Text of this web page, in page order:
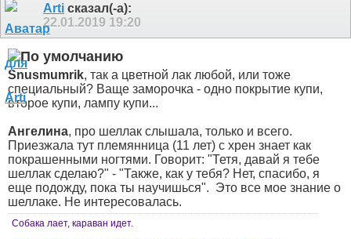
Arti сказал(-а):
22.01.2019 19:20
Snusmumrik, так а цветной лак любой, или тоже
специальный? Ваще заморочка - одно покрытие купи,
второе купи, лампу купи...
Ангелина, про шеллак слышала, только и всего.
Приезжала тут племянница (11 лет) с хрен знает как
покрашенными ногтями. Говорит: "Тетя, давай я тебе
шеллак сделаю?" - "Также, как у тебя? Нет, спасибо, я
еще подожду, пока ты научишься". Это все мое знание о
шеллаке. Не интересовалась.
Собака лает, караван идет.